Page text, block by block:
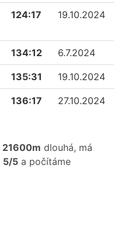
124:17 19.10.2024
134:12 6.7.2024
135:31 19.10.2024
136:17 27.10.2024
21600m dlouhá, má
5/5 a počítáme